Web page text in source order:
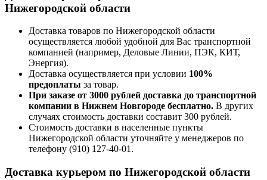
Нижегородской области
Доставка товаров по Нижегородской области
осуществляется любой удобной для Вас транспортной
компанией (например, Деловые Линии, ПЭК, КИТ,
Энергия).
Доставка осуществляется при условии 100%
предоплаты за товар.
При заказе от 3000 рублей доставка до транспортной
компании в Нижнем Новгороде бесплатно. В других
случаях стоимость доставки составит 300 рублей.
Стоимость доставки в населенные пункты
Нижегородской области уточняйте у менеджеров по
телефону (910) 127-40-01.
Доставка курьером по Нижегородской области